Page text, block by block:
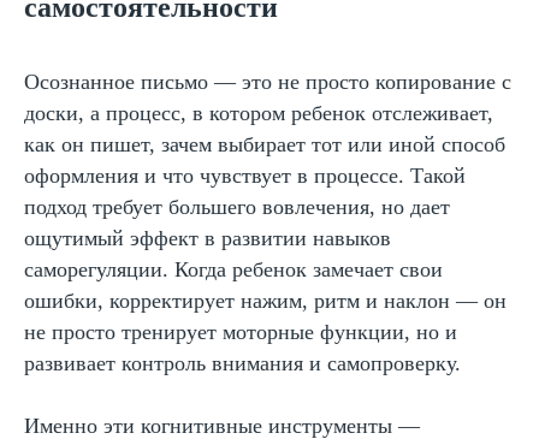
самостоятельности
Осознанное письмо — это не просто копирование с
доски, а процесс, в котором ребенок отслеживает,
как он пишет, зачем выбирает тот или иной способ
оформления и что чувствует в процессе. Такой
подход требует большего вовлечения, но дает
ощутимый эффект в развитии навыков
саморегуляции. Когда ребенок замечает свои
ошибки, корректирует нажим, ритм и наклон — он
не просто тренирует моторные функции, но и
развивает контроль внимания и самопроверку.
Именно эти когнитивные инструменты —
Использовать нестандартные